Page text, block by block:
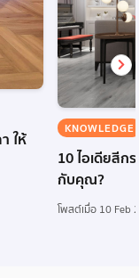
ให้
KNOWLEDGE
10 ไอเดียสีก
กับคุณ?
โพสต์เมื่อ 10 Feb